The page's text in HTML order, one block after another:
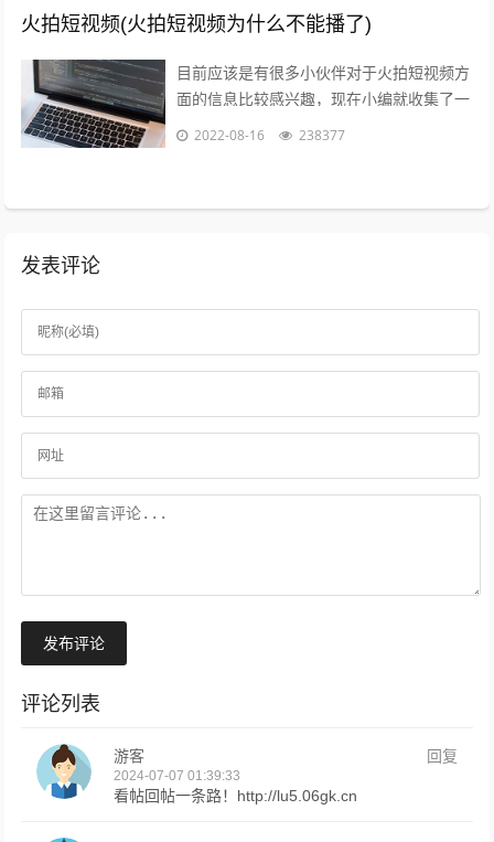
火拍短视频(火拍短视频为什么不能播了)
目前应该是有很多小伙伴对于火拍短视频方
面的信息比较感兴趣，现在小编就收集了一
些与火拍短视频为什么不能播了相关的信息
2022-08-16 238377
发表评论
发布评论
评论列表
游客 回复
2024-07-07 01:39:33
看帖回帖一条路！http://lu5.06gk.cn